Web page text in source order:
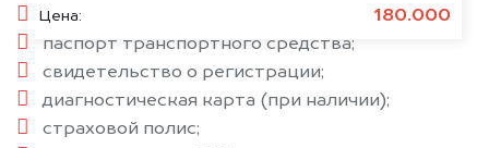
Цена: 180.000
паспорт гражданина РФ;
паспорт транспортного средства;
свидетельство о регистрации;
диагностическая карта (при наличии);
страховой полис;